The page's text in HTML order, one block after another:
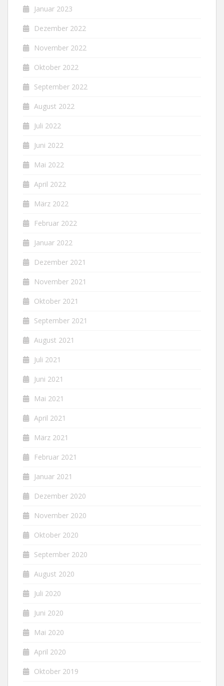
Januar 2023
Dezember 2022
November 2022
Oktober 2022
September 2022
August 2022
Juli 2022
Juni 2022
Mai 2022
April 2022
März 2022
Februar 2022
Januar 2022
Dezember 2021
November 2021
Oktober 2021
September 2021
August 2021
Juli 2021
Juni 2021
Mai 2021
April 2021
März 2021
Februar 2021
Januar 2021
Dezember 2020
November 2020
Oktober 2020
September 2020
August 2020
Juli 2020
Juni 2020
Mai 2020
April 2020
Oktober 2019